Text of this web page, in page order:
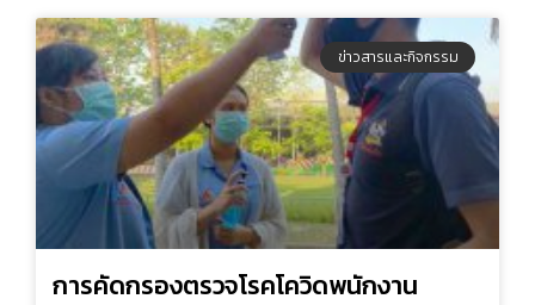
ข่าวสารและกิจกรรม
การคัดกรองตรวจโรคโควิดพนักงาน